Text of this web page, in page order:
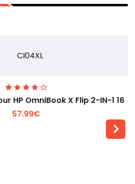
HP OmniBook X Flip 2-IN-1 16
57.99€